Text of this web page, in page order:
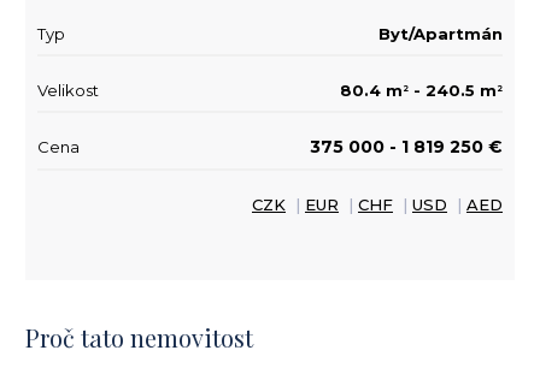
Proč tato nemovitost
Typ Byt/Apartmán
Velikost 80.4 m 2 - 240.5 m 2
Cena 375 000 - 1 819 250 €
CZK | EUR | CHF | USD | AED